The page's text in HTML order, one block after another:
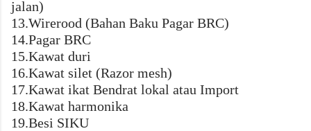
jalan)
13.Wirerood (Bahan Baku Pagar BRC)
14.Pagar BRC
15.Kawat duri
16.Kawat silet (Razor mesh)
17.Kawat ikat Bendrat lokal atau Import
18.Kawat harmonika
19.Besi SIKU